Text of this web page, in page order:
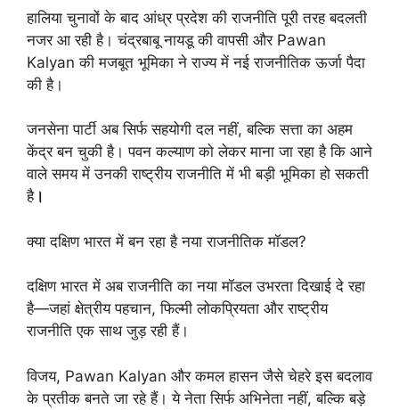
हालिया चुनावों के बाद आंध्र प्रदेश की राजनीति पूरी तरह बदलती
नजर आ रही है। चंद्रबाबू नायडू की वापसी और Pawan
Kalyan की मजबूत भूमिका ने राज्य में नई राजनीतिक ऊर्जा पैदा
की है।
जनसेना पार्टी अब सिर्फ सहयोगी दल नहीं, बल्कि सत्ता का अहम
केंद्र बन चुकी है। पवन कल्याण को लेकर माना जा रहा है कि आने
वाले समय में उनकी राष्ट्रीय राजनीति में भी बड़ी भूमिका हो सकती
है।
क्या दक्षिण भारत में बन रहा है नया राजनीतिक मॉडल?
दक्षिण भारत में अब राजनीति का नया मॉडल उभरता दिखाई दे रहा
है—जहां क्षेत्रीय पहचान, फिल्मी लोकप्रियता और राष्ट्रीय
राजनीति एक साथ जुड़ रही हैं।
विजय, Pawan Kalyan और कमल हासन जैसे चेहरे इस बदलाव
के प्रतीक बनते जा रहे हैं। ये नेता सिर्फ अभिनेता नहीं, बल्कि बड़े